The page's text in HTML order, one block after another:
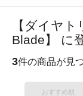
【ダイヤ
Blade】 に
3件の商品が見
おすすめ順